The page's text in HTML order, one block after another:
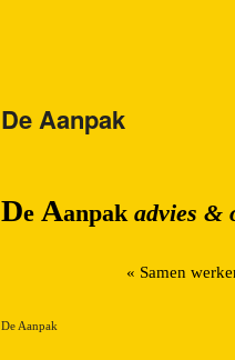
De Aanpak
De Aanpak advies &
« Samen
De Aanpak